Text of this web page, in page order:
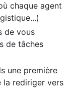
chaque agent
de vous
de tâches
une première
la rediriger vers